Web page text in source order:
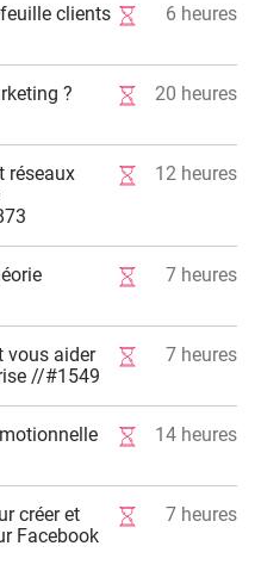
clients
6 heures
?
20 heures
réseaux
12 heures
7 heures
vous aider
//#1549
7 heures
14 heures
créer et
Facebook
7 heures